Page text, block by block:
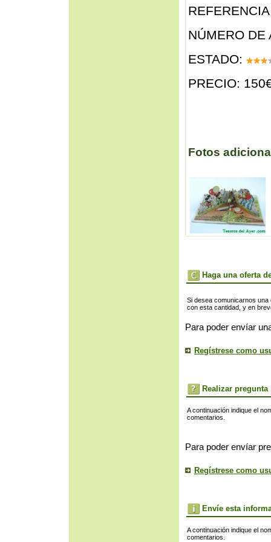
NÚMERO DE
ESTADO:
PRECIO:
Fotos
Haga una oferta
Si desea comunicarnos
con esta cantidad, y en
Para poder envíar
Regístrese como
Realizar pregunta
A continuación indique el
comentarios.
Para poder envíar
Regístrese como
Envíe esta
A continuación indique el
comentarios.